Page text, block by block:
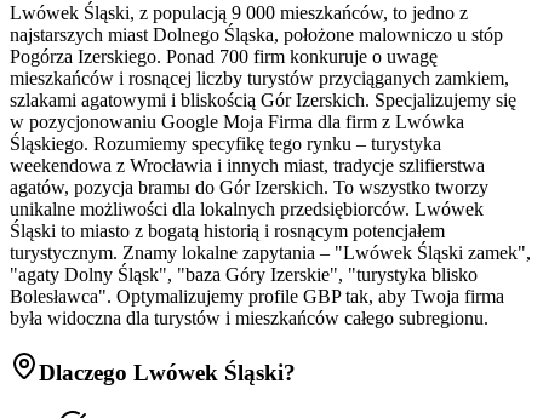
Lwówek Śląski, z populacją 9 000 mieszkańców, to jedno z
najstarszych miast Dolnego Śląska, położone malowniczo u stóp
Pogórza Izerskiego. Ponad 700 firm konkuruje o uwagę
mieszkańców i rosnącej liczby turystów przyciąganych zamkiem,
szlakami agatowymi i bliskością Gór Izerskich. Specjalizujemy się
w pozycjonowaniu Google Moja Firma dla firm z Lwówka
Śląskiego. Rozumiemy specyfikę tego rynku – turystyka
weekendowa z Wrocławia i innych miast, tradycje szlifierstwa
agatów, pozycja bramы do Gór Izerskich. To wszystko tworzy
unikalne możliwości dla lokalnych przedsiębiorców. Lwówek
Śląski to miasto z bogatą historią i rosnącym potencjałem
turystycznym. Znamy lokalne zapytania – "Lwówek Śląski zamek",
"agaty Dolny Śląsk", "baza Góry Izerskie", "turystyka blisko
Bolesławca". Optymalizujemy profile GBP tak, aby Twoja firma
była widoczna dla turystów i mieszkańców całego subregionu.
Dlaczego Lwówek Śląski?